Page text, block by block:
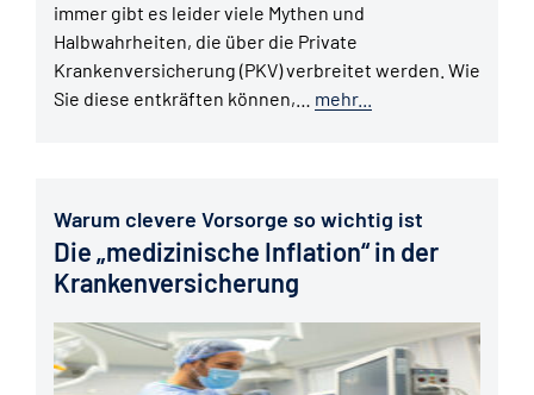
immer gibt es leider viele Mythen und
Halbwahrheiten, die über die Private
Krankenversicherung (PKV) verbreitet werden. Wie
Sie diese entkräften können,… mehr...
Warum clevere Vorsorge so wichtig ist
Die „medizinische Inflation“ in der
Krankenversicherung